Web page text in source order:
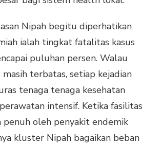
Nipah begitu diperhatikan
ialah tingkat fatalitas kasus
puluhan persen. Walau
masih terbatas, setiap kejadian
tenaga tenaga kesehatan
intensif. Ketika fasilitas
penuh oleh penyakit endemik
kluster Nipah bagaikan beban